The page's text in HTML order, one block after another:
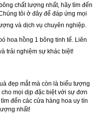
chất lượng nhất, hãy tìm đến
tôi ở đây để đáp ứng mọi
và dịch vụ chuyên nghiệp.
hoa hồng 1 bông tinh tế. Liên
trải nghiệm sự khác biệt!
đẹp mắt mà còn là biểu tượng
mọi dịp đặc biệt với sự đơn
đến các cửa hàng hoa uy tín
nhất!